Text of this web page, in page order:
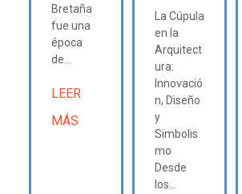
Bretaña
fue una
época
de...
LEER
MÁS
La Cúpula
en la
Arquitect
ura:
Innovació
n, Diseño
y
Simbolis
mo
Desde
los...